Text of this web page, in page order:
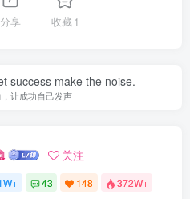
分享 收藏1
success make the noise.
让成功自己发声
关注
43 148 372W+